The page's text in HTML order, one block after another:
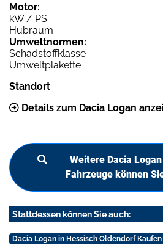
Motor:
kW / PS
Hubraum
Umweltnormen:
Schadstoffklasse
Umweltplakette
Standort
Details zum Dacia Logan
Weitere Dacia
Fahrzeuge können
Stattdessen können Sie auch:
Dacia Logan in Hessisch Oldendorf